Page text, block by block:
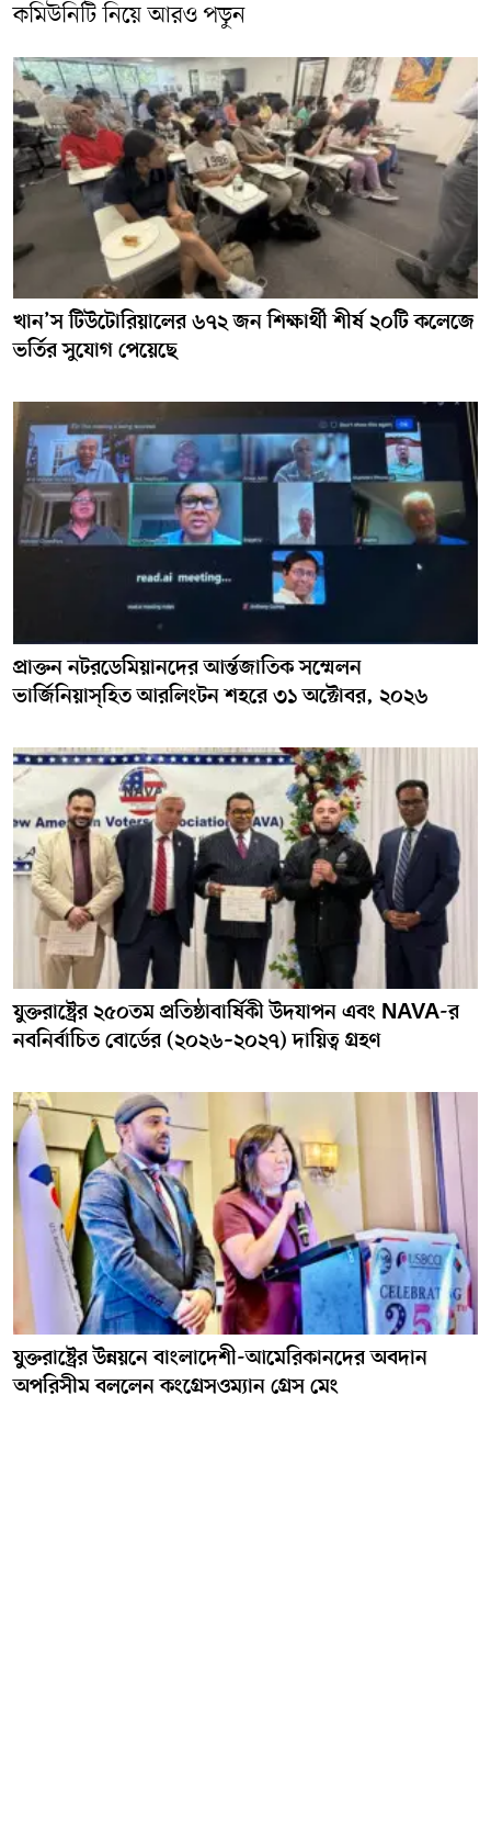
কমিউনিটি নিয়ে আরও পড়ুন
খান’স টিউটোরিয়ালের ৬৭২ জন শিক্ষার্থী শীর্ষ ২০টি কলেজে
ভর্তির সুযোগ পেয়েছে
প্রাক্তন নটরডেমিয়ানদের আর্ন্তজাতিক সম্মেলন
ভার্জিনিয়াস্হিত আরলিংটন শহরে ৩১ অক্টোবর, ২০২৬
যুক্তরাষ্ট্রের ২৫০তম প্রতিষ্ঠাবার্ষিকী উদযাপন এবং NAVA-র
নবনির্বাচিত বোর্ডের (২০২৬–২০২৭) দায়িত্ব গ্রহণ
যুক্তরাষ্ট্রের উন্নয়নে বাংলাদেশী-আমেরিকানদের অবদান
অপরিসীম বললেন কংগ্রেসওম্যান গ্রেস মেং